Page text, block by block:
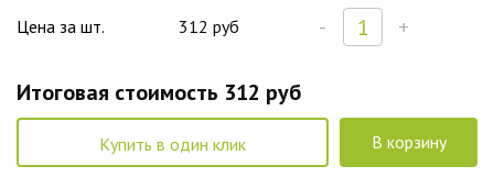
Цена за шт.
312 руб - +
Итоговая стоимость 312 руб
Купить в один клик В корзину